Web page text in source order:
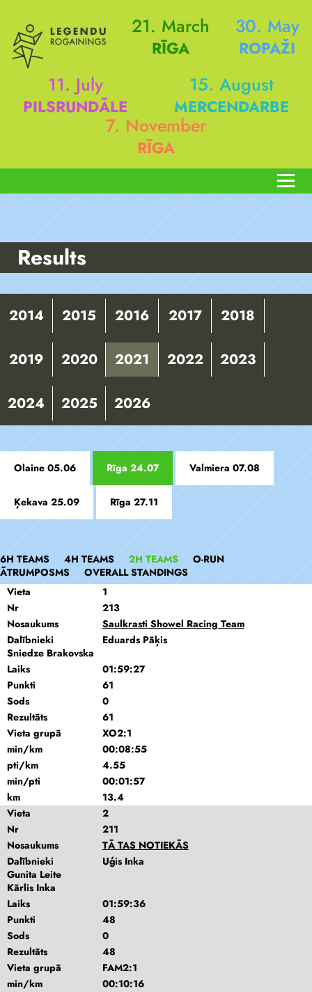
21. March
RĪGA
30. May
ROPAŽI
11. July
PILSRUNDĀLE
15. August
MERCENDARBE
7. November
RĪGA
Results
2014 2015 2016 2017 2018
2019 2020 2021 2022 2023
2024 2025 2026
Olaine 05.06 Rīga 24.07 Valmiera 07.08
Ķekava 25.09 Rīga 27.11
6H TEAMS 4H TEAMS 2H TEAMS
O-RUN
ĀTRUMPOSMS
OVERALL STANDINGS
Vieta
1
Nr
213
Nosaukums
Saulkrasti Showel Racing Team
Dalībnieki
Eduards Pāķis
Sniedze Brakovska
Laiks
01:59:27
Punkti
61
Sods
0
Rezultāts
61
Vieta grupā
XO2:1
min/km
00:08:55
pti/km
4.55
min/pti
00:01:57
km
13.4
Vieta
2
Nr
211
Nosaukums
TĀ TAS NOTIEKĀS
Dalībnieki
Uģis Inka
Gunita Leite
Kārlis Inka
Laiks
01:59:36
Punkti
48
Sods
0
Rezultāts
48
Vieta grupā
FAM2:1
min/km
00:10:16